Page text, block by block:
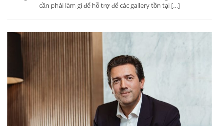
cần phải làm gì để hỗ trợ để các gallery tồn tại […]